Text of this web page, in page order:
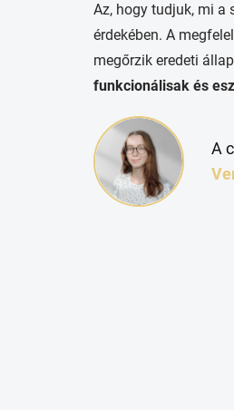
Az, hogy tudjuk, mi a
érdekében. A
megőrzik eredeti
funkcionálisak és
A